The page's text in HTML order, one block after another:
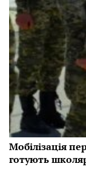
Мобілізація
готують